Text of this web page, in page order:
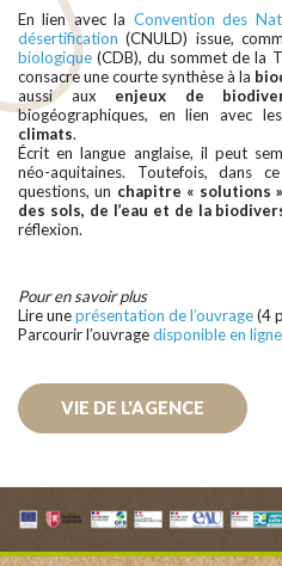
En lien avec la Convention des
désertification (CNULD) issue,
biologique (CDB), du sommet de la
consacre une courte synthèse à la
aussi aux enjeux de
biogéographiques, en lien avec les
climats.
Écrit en langue anglaise, il peut
néo-aquitaines. Toutefois, dans
questions, un chapitre « solutions
des sols, de l’eau et de la
réflexion.
Pour en savoir plus
Lire uneprésentation de l’ouvrage(4
Parcourir l’ouvragedisponible en ligne
VIE DE L'AGENCE